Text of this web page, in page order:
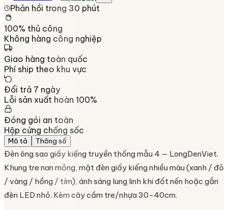
Phản hồi trong 30 phút
100% thủ công
Không hàng công nghiệp
Giao hàng toàn quốc
Phí ship theo khu vực
Đổi trả 7 ngày
Lỗi sản xuất hoàn 100%
Đóng gói an toàn
Hộp cứng chống sốc
Mô tả Thông số
Đèn ông sao giấy kiếng truyền thống mẫu 4 — LongDenViet.
Khung tre nan mỏng, mặt đèn giấy kiếng nhiều màu (xanh / đỏ
/ vàng / hồng / tím), ánh sáng lung linh khi đốt nến hoặc gắn
đèn LED nhỏ. Kèm cây cầm tre/nhựa 30-40cm.